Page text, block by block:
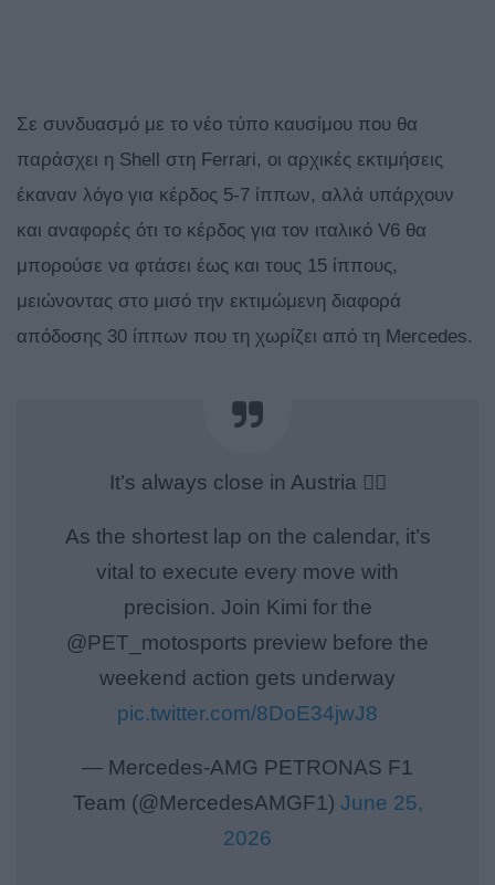
Σε συνδυασμό με το νέο τύπο καυσίμου που θα
παράσχει η Shell στη Ferrari, οι αρχικές εκτιμήσεις
έκαναν λόγο για κέρδος 5-7 ίππων, αλλά υπάρχουν
και αναφορές ότι το κέρδος για τον ιταλικό V6 θα
μπορούσε να φτάσει έως και τους 15 ίππους,
μειώνοντας στο μισό την εκτιμώμενη διαφορά
απόδοσης 30 ίππων που τη χωρίζει από τη Mercedes.
It’s always close in Austria 😮‍💨
As the shortest lap on the calendar, it’s
vital to execute every move with
precision. Join Kimi for the
@PET_motosports preview before the
weekend action gets underway
pic.twitter.com/8DoE34jwJ8
— Mercedes-AMG PETRONAS F1
Team (@MercedesAMGF1) June 25,
2026